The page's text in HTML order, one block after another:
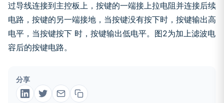
过导线连接到主控板上，按键的一端接上拉电阻并连接后续
电路，按键的另一端接地，当按键没有按下时，按键输出高
电平，当按键按下 时，按键输出低电平。图2为加上滤波电
容后的按键电路。
分享